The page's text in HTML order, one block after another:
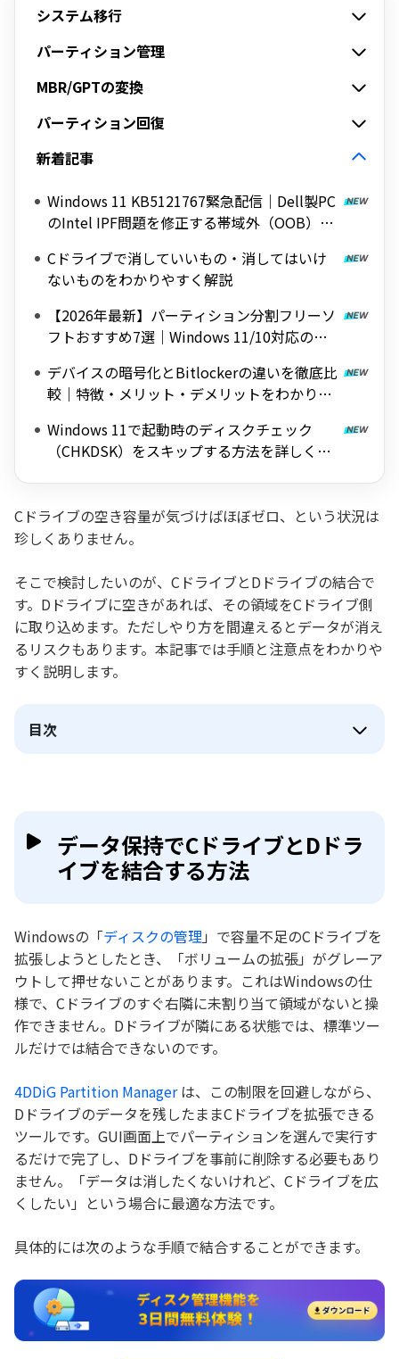
システム移行
パーティション管理
MBR/GPTの変換
パーティション回復
新着記事
Windows 11 KB5121767緊急配信｜Dell製PC
のIntel IPF問題を修正する帯域外（OOB）ア
Cドライブで消していいもの・消してはいけ
ないものをわかりやすく解説
【2026年最新】パーティション分割フリーソ
フトおすすめ7選｜Windows 11/10対応の無
デバイスの暗号化とBitlockerの違いを徹底比
較｜特徴・メリット・デメリットをわかりや
Windows 11で起動時のディスクチェック
（CHKDSK）をスキップする方法を詳しく解
Cドライブの空き容量が気づけばほぼゼロ、という状況は
珍しくありません。
そこで検討したいのが、CドライブとDドライブの結合で
す。Dドライブに空きがあれば、その領域をCドライブ側
に取り込めます。ただしやり方を間違えるとデータが消え
るリスクもあります。本記事では手順と注意点をわかりや
すく説明します。
目次
データ保持でCドライブとDドラ
イブを結合する方法
Windowsの「ディスクの管理」で容量不足のCドライブを
拡張しようとしたとき、「ボリュームの拡張」がグレーア
ウトして押せないことがあります。これはWindowsの仕
様で、Cドライブのすぐ右隣に未割り当て領域がないと操
作できません。Dドライブが隣にある状態では、標準ツー
ルだけでは結合できないのです。
4DDiG Partition Managerは、この制限を回避しながら、
Dドライブのデータを残したままCドライブを拡張できる
ツールです。GUI画面上でパーティションを選んで実行す
るだけで完了し、Dドライブを事前に削除する必要もあり
ません。「データは消したくないけれど、Cドライブを広
くしたい」という場合に最適な方法です。
具体的には次のような手順で結合することができます。